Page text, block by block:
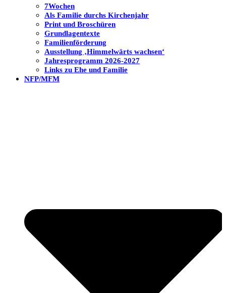
7Wochen
Als Familie durchs Kirchenjahr
Print und Broschüren
Grundlagentexte
Familienförderung
Ausstellung ‚Himmelwärts wachsen‘
Jahresprogramm 2026-2027
Links zu Ehe und Familie
NFP/MFM